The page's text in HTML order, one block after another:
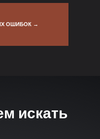
ОШИБОК →
искать